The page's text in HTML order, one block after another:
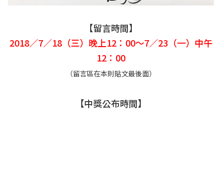
【留言時間】
2018／7／18（三）晚上12：00〜7／23（一）中午
12：00
（留言區在本則貼文最後面）
【中獎公布時間】